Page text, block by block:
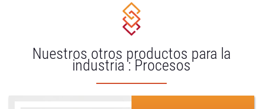
Nuestros otros productos para la
industria : Procesos